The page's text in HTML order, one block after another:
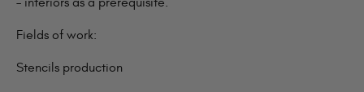
Fields of work:
Stencils production